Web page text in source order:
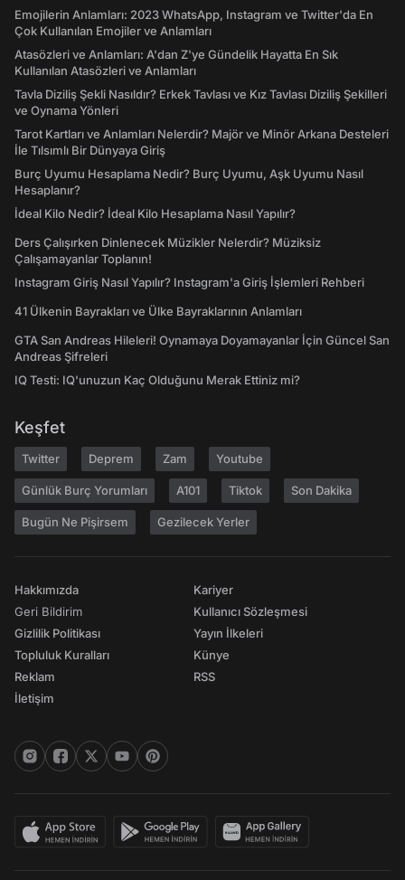
Emojilerin Anlamları: 2023 WhatsApp, Instagram ve Twitter'da En
Çok Kullanılan Emojiler ve Anlamları
Atasözleri ve Anlamları: A'dan Z'ye Gündelik Hayatta En Sık
Kullanılan Atasözleri ve Anlamları
Tavla Diziliş Şekli Nasıldır? Erkek Tavlası ve Kız Tavlası Diziliş Şekilleri
ve Oynama Yönleri
Tarot Kartları ve Anlamları Nelerdir? Majör ve Minör Arkana Desteleri
İle Tılsımlı Bir Dünyaya Giriş
Burç Uyumu Hesaplama Nedir? Burç Uyumu, Aşk Uyumu Nasıl
Hesaplanır?
İdeal Kilo Nedir? İdeal Kilo Hesaplama Nasıl Yapılır?
Ders Çalışırken Dinlenecek Müzikler Nelerdir? Müziksiz
Çalışamayanlar Toplanın!
Instagram Giriş Nasıl Yapılır? Instagram'a Giriş İşlemleri Rehberi
41 Ülkenin Bayrakları ve Ülke Bayraklarının Anlamları
GTA San Andreas Hileleri! Oynamaya Doyamayanlar İçin Güncel San
Andreas Şifreleri
IQ Testi: IQ'unuzun Kaç Olduğunu Merak Ettiniz mi?
Keşfet
Twitter Deprem Zam Youtube
Günlük Burç Yorumları A101 Tiktok Son Dakika
Bugün Ne Pişirsem Gezilecek Yerler
Hakkımızda
Geri Bildirim
Gizlilik Politikası
Topluluk Kuralları
Reklam
İletişim
Kariyer
Kullanıcı Sözleşmesi
Yayın İlkeleri
Künye
RSS